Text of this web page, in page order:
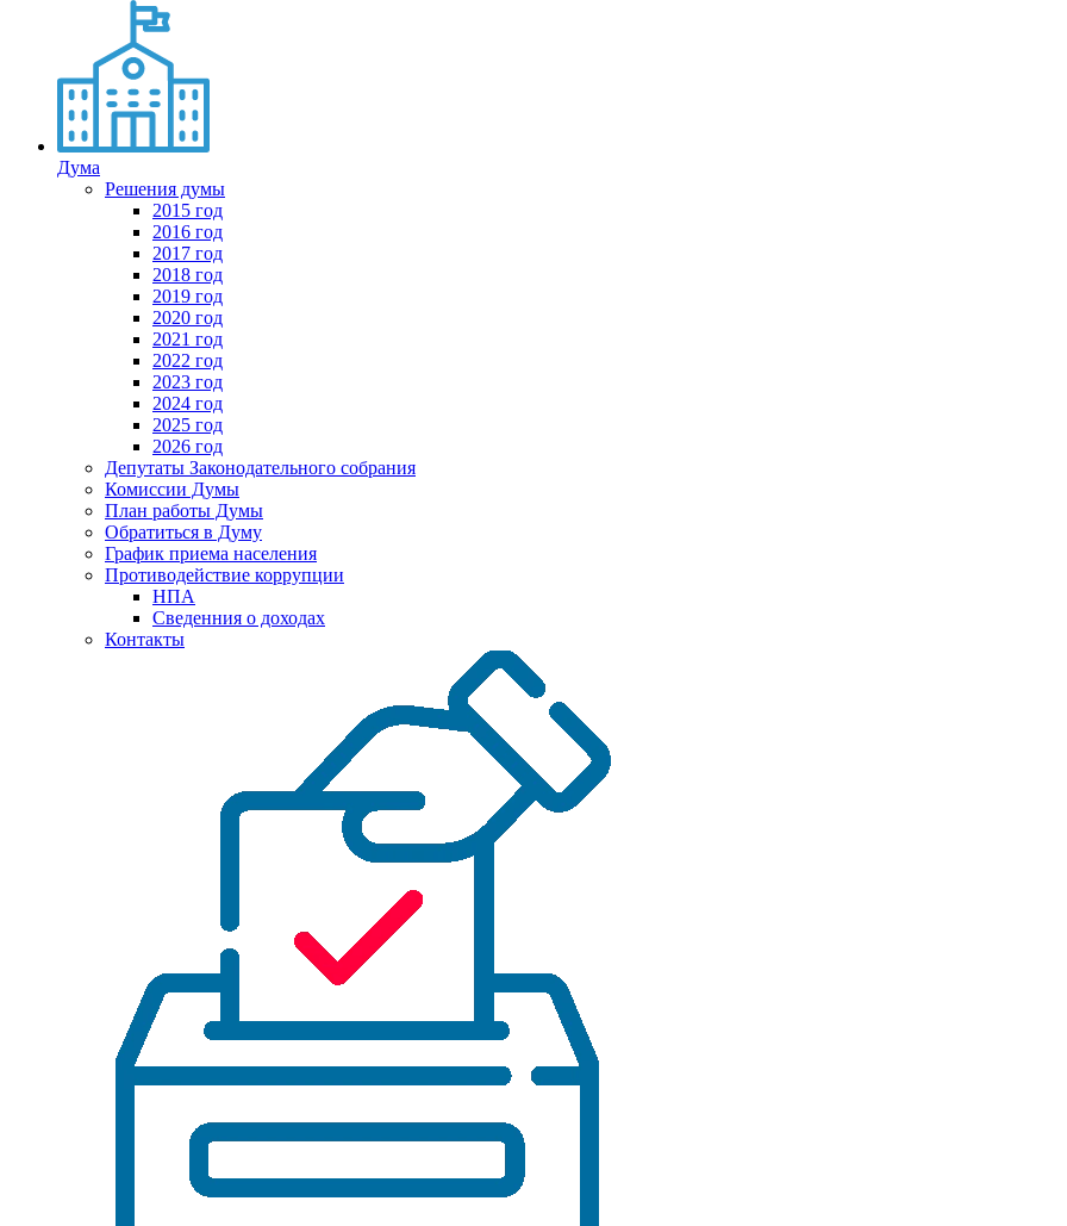
Дума
Решения думы
2015 год
2016 год
2017 год
2018 год
2019 год
2020 год
2021 год
2022 год
2023 год
2024 год
2025 год
2026 год
Депутаты Законодательного собрания
Комиссии Думы
План работы Думы
Обратиться в Думу
График приема населения
Противодействие коррупции
НПА
Сведенния о доходах
Контакты